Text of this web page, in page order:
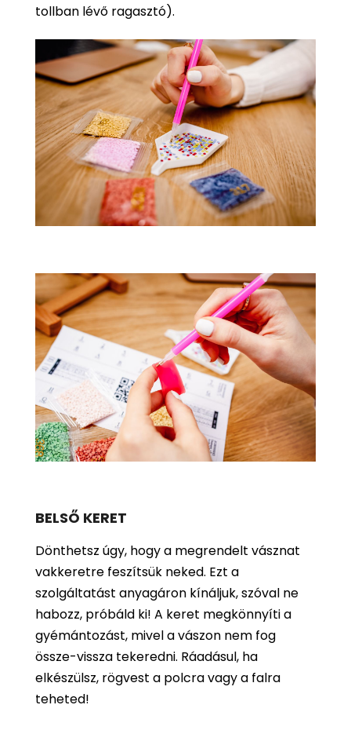
tollban lévő ragasztó).
BELSŐ KERET
Dönthetsz úgy, hogy a megrendelt vásznat
vakkeretre feszítsük neked. Ezt a
szolgáltatást anyagáron kínáljuk, szóval ne
habozz, próbáld ki! A keret megkönnyíti a
gyémántozást, mivel a vászon nem fog
össze-vissza tekeredni. Ráadásul, ha
elkészülsz, rögvest a polcra vagy a falra
teheted!